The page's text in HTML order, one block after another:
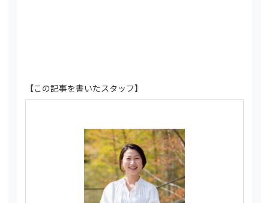
【この記事を書いたスタッフ】